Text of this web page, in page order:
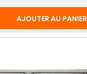
AJOUTER AU PANIER